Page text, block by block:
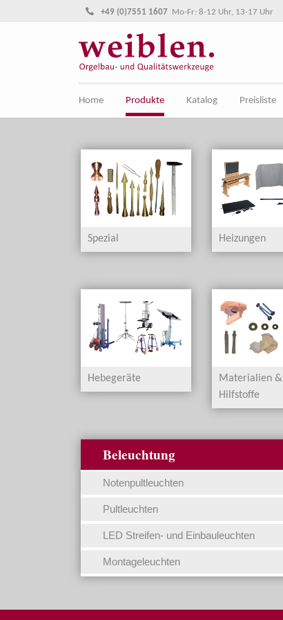
Direkt zur Hauptnavigation springen
Direkt zum Inhalt springen
+49 (0)7551 1607 Mo-Fr: 8-12 Uhr, 13-17 Uhr
Home Produkte Katalog Preisliste
Spezial Heizungen
Hebegeräte
Materialien &
Hilfstoffe
Beleuchtung
Notenpultleuchten
Pultleuchten
LED Streifen- und Einbauleuchten
Montageleuchten